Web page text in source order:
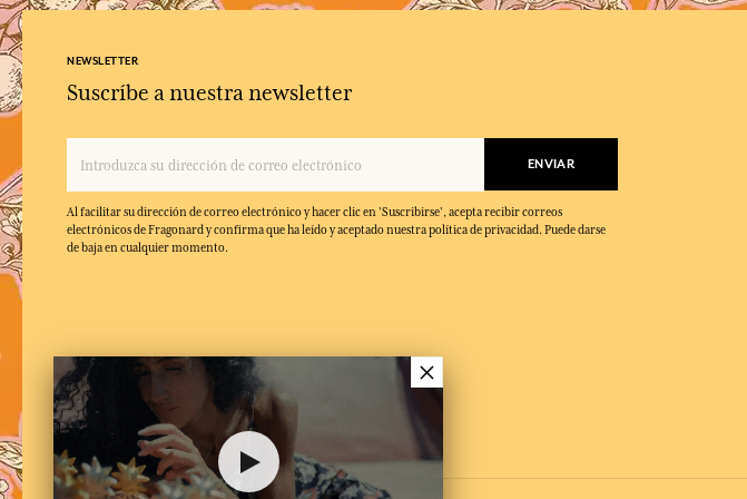
NEWSLETTER
Suscríbe a nuestra newsletter
ENVIAR
Al facilitar su dirección de correo electrónico y hacer clic en 'Suscribirse', acepta recibir correos
electrónicos de Fragonard y confirma que ha leído y aceptado nuestra política de privacidad. Puede darse
de baja en cualquier momento.
×